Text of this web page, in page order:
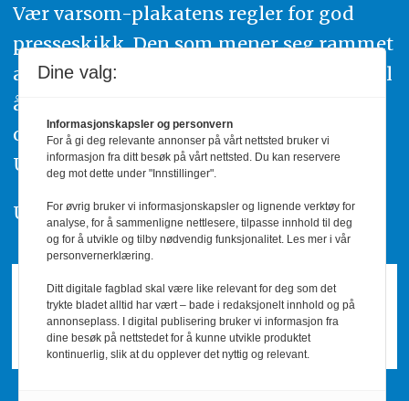
Vær varsom-plakatens regler for god
presseskikk. Den som mener seg rammet
av urettmessig publisering, oppfordres til
å ta kontakt med redaksjonen. Du kan
også klage inn saker til Pressens Faglige
Utvalg,www.pfu.no.
Utgiver: PBL
Dine valg:
Informasjonskapsler og personvern
For å gi deg relevante annonser på vårt nettsted bruker vi
informasjon fra ditt besøk på vårt nettsted. Du kan reservere
deg mot dette under "Innstillinger".
For øvrig bruker vi informasjonskapsler og lignende verktøy for
analyse, for å sammenligne nettlesere, tilpasse innhold til deg
og for å utvikle og tilby nødvendig funksjonalitet. Les mer i vår
personvernerklæring.
Ditt digitale fagblad skal være like relevant for deg som det
trykte bladet alltid har vært – bade i redaksjonelt innhold og på
annonseplass. I digital publisering bruker vi informasjon fra
dine besøk på nettstedet for å kunne utvikle produktet
kontinuerlig, slik at du opplever det nyttig og relevant.